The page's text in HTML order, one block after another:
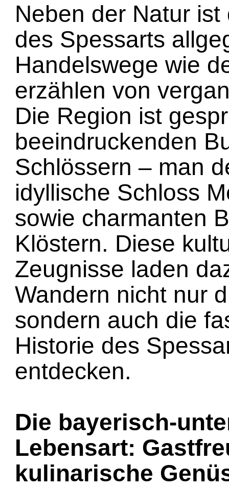
Neben der Natur
des Spessarts
Handelswege wie
erzählen von
Die Region ist
beeindruckenden
Schlössern – man
idyllische Schloss
sowie charmanten
Klöstern. Diese
Zeugnisse laden
Wandern nicht nur
sondern auch die
Historie des
entdecken.
Die bayerisch-
Lebensart:
kulinarische